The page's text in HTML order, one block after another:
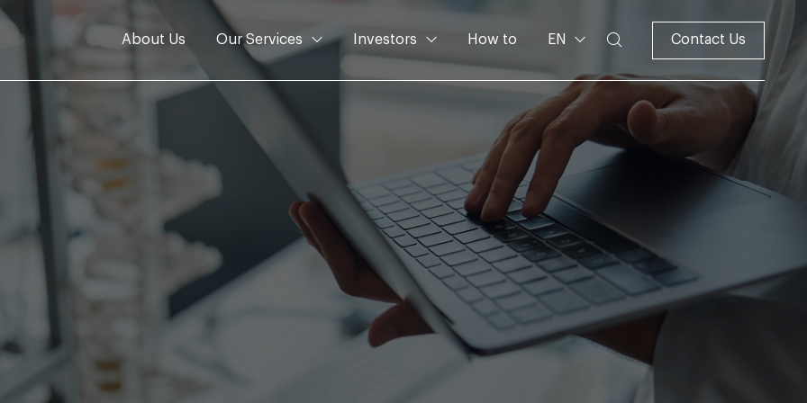
About Us Our Services Investors How to EN Contact Us